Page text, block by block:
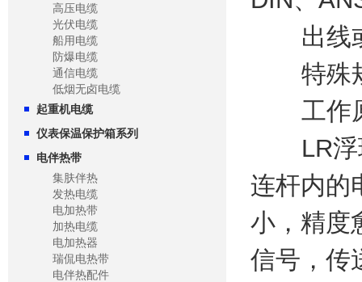
高压电缆
光伏电缆
船用电缆
防爆电缆
通信电缆
低烟无卤电缆
起重机电缆
仪表保温保护箱系列
电伴热带
集肤伴热
发热电缆
电加热带
加热电缆
电加热器
瑞侃电热带
电伴热配件
出线或
特殊规
工作
LR浮球
连杆内的
小，精度
信号，传